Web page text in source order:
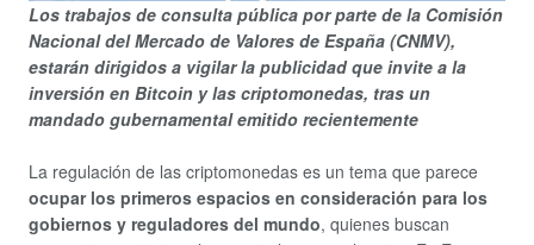
Los trabajos de consulta pública por parte de la Comisión
Nacional del Mercado de Valores de España (CNMV),
estarán dirigidos a vigilar la publicidad que invite a la
inversión en Bitcoin y las criptomonedas, tras un
mandado gubernamental emitido recientemente
La regulación de las criptomonedas es un tema que parece
ocupar los primeros espacios en consideración para los
gobiernos y reguladores del mundo, quienes buscan